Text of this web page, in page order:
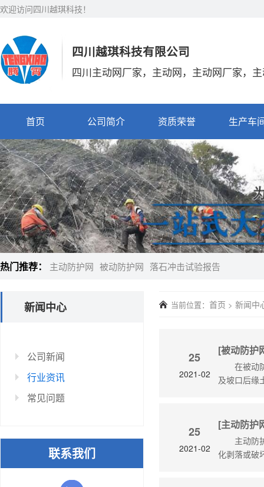
欢迎访问四川越琪科技！
四川越琪科技有限公司
四川主动网厂家，主动网，主动网厂家，
首页 公司简介 资质荣誉 生产车
热门推荐： 主动防护网 被动防护网 落石冲击试验报告
新闻中心
公司新闻
行业资讯
常见问题
联系我们
当前位置： 首页 > 新闻中
25
2021-02
[被动防护
在被动
及坡口后缘
25
2021-02
[主动防护
主动防
化剥落或破